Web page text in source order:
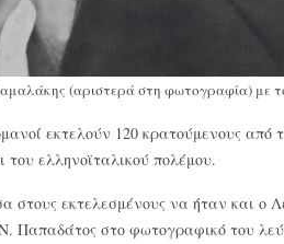
(αριστερά στη φωτογραφία) με
εκτελούν 120 κρατούμενους από
ελληνοϊταλικού πολέμου.
στους εκτελεσμένους να ήταν και ο
Παπαδάτος στο φωτογραφικό του